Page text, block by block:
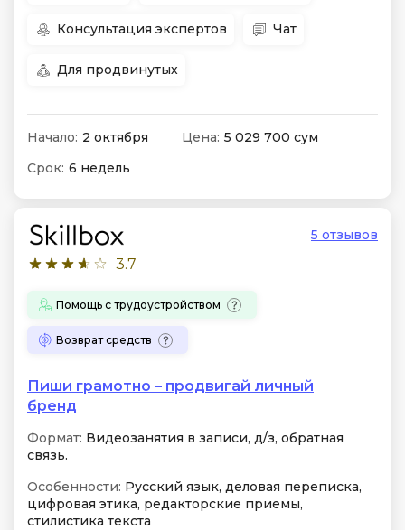
Консультация экспертов Чат
Для продвинутых
Начало: 2 октября Цена: 5 029 700 сум
Срок: 6 недель
3.7
5 отзывов
Помощь с трудоустройством
Возврат средств
Пиши грамотно – продвигай личный
бренд
Формат: Видеозанятия в записи, д/з, обратная
связь.
Особенности: Русский язык, деловая переписка,
цифровая этика, редакторские приемы,
стилистика текста